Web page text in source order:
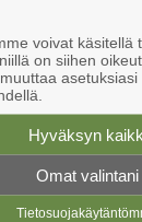
voivat käsitellä
on siihen
asetuksiasi
Hyväksyn
Omat valintani